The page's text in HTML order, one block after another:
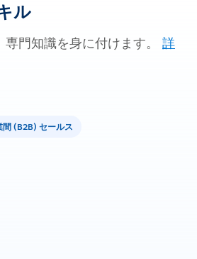
ル
門知識を身に付けます。 詳
間 (B2B) セールス